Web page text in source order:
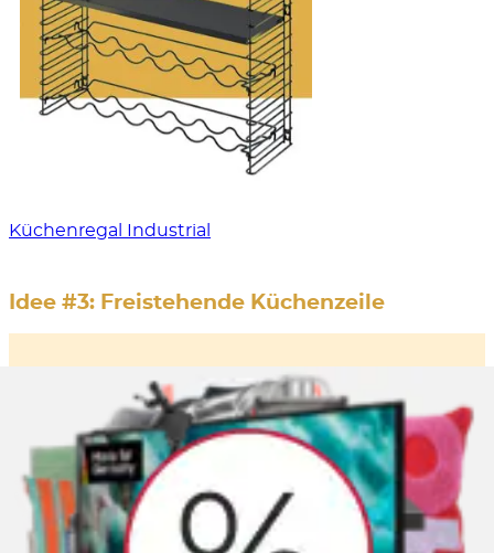
Küchenregal Industrial
Idee #3: Freistehende Küchenzeile
Freihstehende Küchenelementestrukturieren
und sorgen so für eine gemütliche
Wohnatmosphäre. Um eine große Wohnküche in
mehrere Bereiche aufzuteilen, bieten sich
unterschiedliche Komponenten an:
von derklassischen Kochinsel
eine Küchenzeile bis hin zurFrühstückstheke
Das offene Küchenkonzept benötigt allerdings
mehr Stellfläche als etwa ein kompakter